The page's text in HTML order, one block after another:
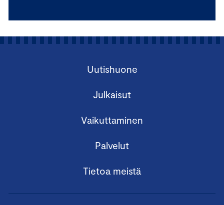
Uutishuone
Julkaisut
Vaikuttaminen
Palvelut
Tietoa meistä